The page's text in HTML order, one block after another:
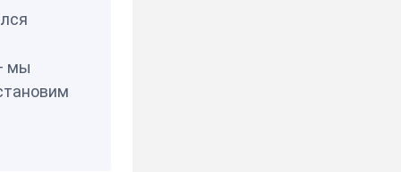
мы